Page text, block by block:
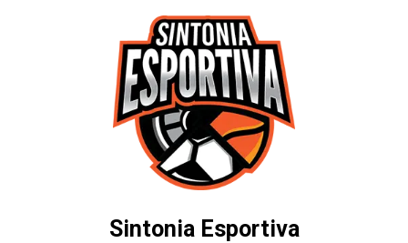
Sintonia Esportiva